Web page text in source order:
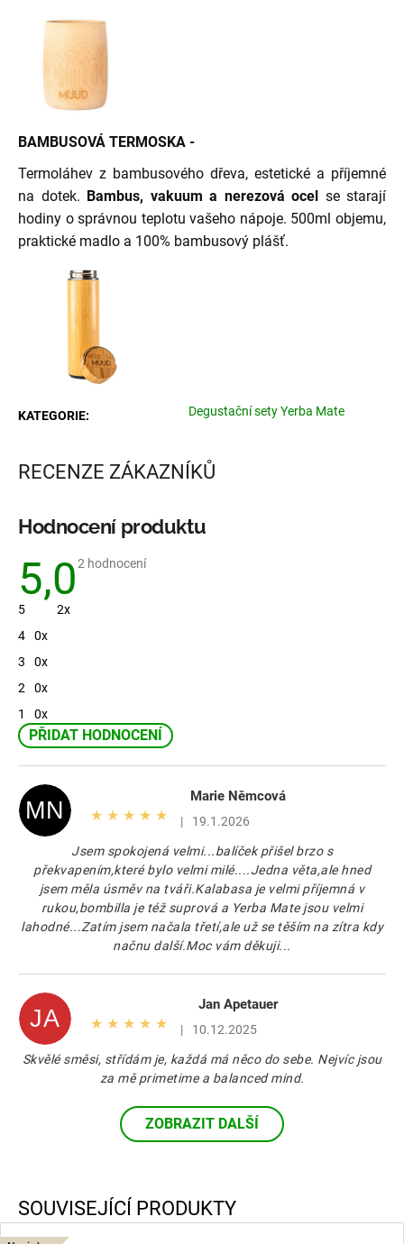
BAMBUSOVÁ TERMOSKA -
Termoláhev z bambusového dřeva, estetické a příjemné
na dotek. Bambus, vakuum a nerezová ocel
se starají
hodiny o správnou teplotu vašeho nápoje. 500ml objemu,
praktické madlo a 100% bambusový plášť.
KATEGORIE: Degustační sety Yerba Mate
RECENZE ZÁKAZNÍKŮ
Hodnocení produktu
5,0Průměrné
2 hodnocení
5
2x
4
0x
3
0x
2
0x
1
0x
PŘIDAT HODNOCENÍ
p
i
o
e
n
í
MN
Marie Němcová
Hodnocení produktu je 5 z 5 hvězdiček.
| 19.1.2026
Jsem spokojená velmi...balíček přišel brzo s
překvapením,které bylo velmi milé....Jedna věta,ale hned
jsem měla úsměv na tváři.Kalabasa je velmi příjemná v
rukou,bombilla je též suprová a Yerba Mate jsou velmi
lahodné...Zatím jsem načala třetí,ale už se těším na zítra kdy
načnu další.Moc vám děkuji...
JA
Jan Apetauer
Hodnocení produktu je 5 z 5 hvězdiček.
| 10.12.2025
Skvělé směsi, střídám je, každá má něco do sebe. Nejvíc jsou
za mě primetime a balanced mind.
ZOBRAZIT DALŠÍ